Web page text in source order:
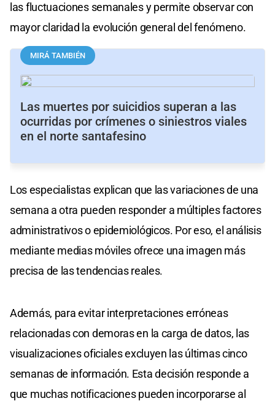
las fluctuaciones semanales y permite observar con
mayor claridad la evolución general del fenómeno.
MIRÁ TAMBIÉN
Las muertes por suicidios superan a las
ocurridas por crímenes o siniestros viales
en el norte santafesino
Los especialistas explican que las variaciones de una
semana a otra pueden responder a múltiples factores
administrativos o epidemiológicos. Por eso, el análisis
mediante medias móviles ofrece una imagen más
precisa de las tendencias reales.
Además, para evitar interpretaciones erróneas
relacionadas con demoras en la carga de datos, las
visualizaciones oficiales excluyen las últimas cinco
semanas de información. Esta decisión responde a
que muchas notificaciones pueden incorporarse al